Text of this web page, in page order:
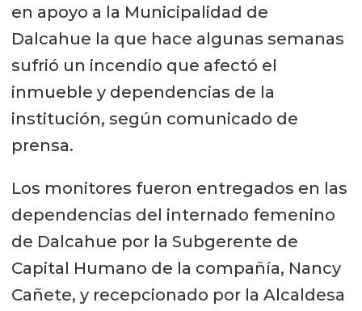
en apoyo a la Municipalidad de
Dalcahue la que hace algunas semanas
sufrió un incendio que afectó el
inmueble y dependencias de la
institución, según comunicado de
prensa.
Los monitores fueron entregados en las
dependencias del internado femenino
de Dalcahue por la Subgerente de
Capital Humano de la compañía, Nancy
Cañete, y recepcionado por la Alcaldesa